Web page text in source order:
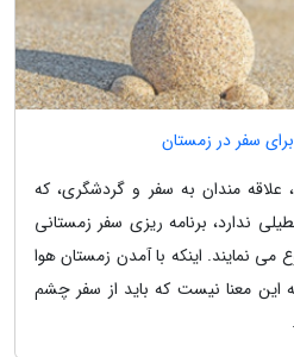
سفر در زمستان
علاقه مندان به سفر و گردشگری، که
ندارد، برنامه ریزی سفر زمستانی
می نمایند. اینکه با آمدن زمستان هوا
این معنا نیست که باید از سفر چشم